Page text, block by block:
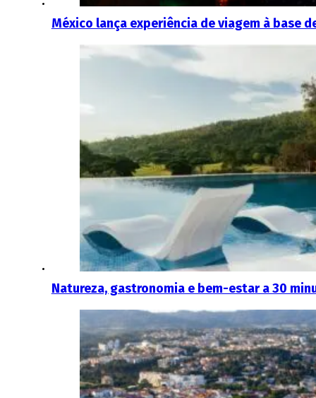
México lança experiência de viagem à base
Natureza, gastronomia e bem-estar a 30